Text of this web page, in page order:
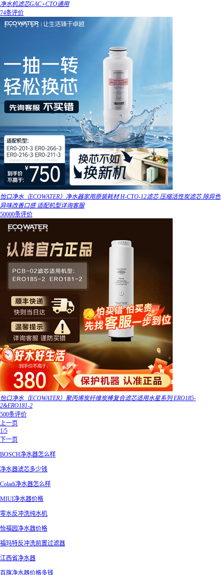
净水机滤芯GAC+CTO通用
74条评价
怡口净水（ECOWATER）净水器家用原装耗材 H-CTO-12滤芯 压缩活性炭滤芯 除异色
异味改善口感 适配机型详询客服
50000条评价
怡口净水（ECOWATER）聚丙烯炭纤维炭棒复合滤芯适用水星系列 ERO185-
2&ERO181-2
500条评价
上一页
1/5
下一页
BOSCH净水器怎么样
净水器淲芯多少钱
Coladi净水器怎么样
MIUI净水器价格
零水反冲洗纯水机
怡福园净水器价格
福玛特反冲洗前置过滤器
江西省净水器
百旗净水器价格多钱